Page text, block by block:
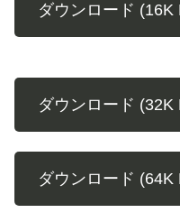
ダウンロード (16K
ダウンロード (32K
ダウンロード (64K